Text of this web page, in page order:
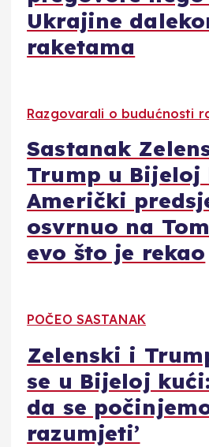
Ukrajine
raketama
Razgovarali o budućnosti
Sastanak
Trump u Bijeloj
Američki
osvrnuo na
evo što je rekao
POČEO SASTANAK
Zelenski i
se u Bijeloj
da se
razumjeti’